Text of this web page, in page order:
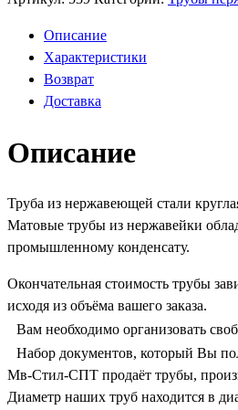
AISI-
круглая
матовая
Описание
Характеристики
Возврат
Доставка
Описание
Труба из нержавеющей стали
Матовые трубы из нержавейки
промышленному конденсату.
Окончательная стоимость трубы
исходя из объёма вашего заказа.
Вам необходимо организовать
Набор документов, который Вы
Мв-Стил-СПТ продаёт трубы,
Диаметр наших труб находится в